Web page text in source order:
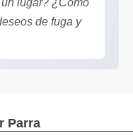
lugar? ¿Cómo
de fuga y
Parra